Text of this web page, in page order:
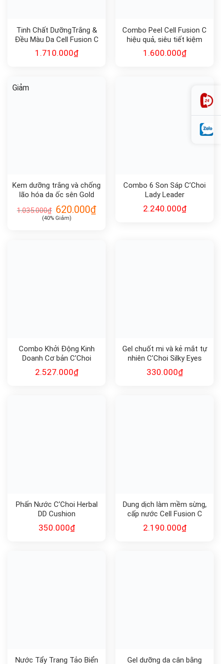
Tinh Chất DưỡngTrắng &
Đều Màu Da Cell Fusion C
Expert WhiteCure
Vta.CEB12 Effector
1.710.000₫
Combo Peel Cell Fusion C
hiệu quả, siêu tiết kiệm
1.600.000₫
Giảm
Kem dưỡng trắng và chống
lão hóa da ốc sên Gold
Energy Snail Synergy Gold
Snail Cream 50ml
1.035.000₫ 620.000₫
(40% Giảm)
Combo 6 Son Sáp C’Choi
Lady Leader
2.240.000₫
Combo Khởi Động Kinh
Doanh Cơ bản C’Choi
2.527.000₫
Gel chuốt mi và kẻ mắt tự
nhiên C’Choi Silky Eyes
Mascara & Eyeliner
330.000₫
Phấn Nước C’Choi Herbal
DD Cushion
350.000₫
Dung dịch làm mềm sừng,
cấp nước Cell Fusion C
Expert TA TONING
BOOSTER
2.190.000₫
Nước Tẩy Trang Tảo Biển
Gel dưỡng da cân bằng